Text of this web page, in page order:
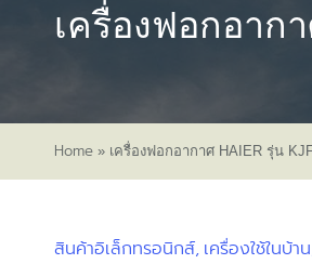
เครื่องฟอกอาก
Home » เครื่องฟอกอากาศ HAIER รุ่น
Posted
สินค้าอิเล็กทรอนิกส์ เครื่องใช้ในบ้าน